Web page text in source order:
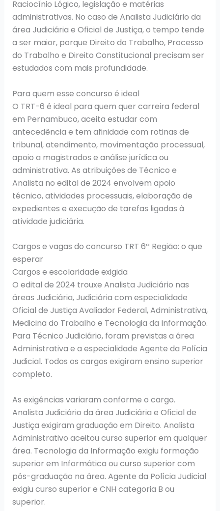
Raciocínio Lógico, legislação e matérias
administrativas. No caso de Analista Judiciário da
área Judiciária e Oficial de Justiça, o tempo tende
a ser maior, porque Direito do Trabalho, Processo
do Trabalho e Direito Constitucional precisam ser
estudados com mais profundidade.
Para quem esse concurso é ideal
O TRT-6 é ideal para quem quer carreira federal
em Pernambuco, aceita estudar com
antecedência e tem afinidade com rotinas de
tribunal, atendimento, movimentação processual,
apoio a magistrados e análise jurídica ou
administrativa. As atribuições de Técnico e
Analista no edital de 2024 envolvem apoio
técnico, atividades processuais, elaboração de
expedientes e execução de tarefas ligadas à
atividade judiciária.
Cargos e vagas do concurso TRT 6ª Região: o que
esperar
Cargos e escolaridade exigida
O edital de 2024 trouxe Analista Judiciário nas
áreas Judiciária, Judiciária com especialidade
Oficial de Justiça Avaliador Federal, Administrativa,
Medicina do Trabalho e Tecnologia da Informação.
Para Técnico Judiciário, foram previstas a área
Administrativa e a especialidade Agente da Polícia
Judicial. Todos os cargos exigiram ensino superior
completo.
As exigências variaram conforme o cargo.
Analista Judiciário da área Judiciária e Oficial de
Justiça exigiram graduação em Direito. Analista
Administrativo aceitou curso superior em qualquer
área. Tecnologia da Informação exigiu formação
superior em Informática ou curso superior com
pós-graduação na área. Agente da Polícia Judicial
exigiu curso superior e CNH categoria B ou
superior.